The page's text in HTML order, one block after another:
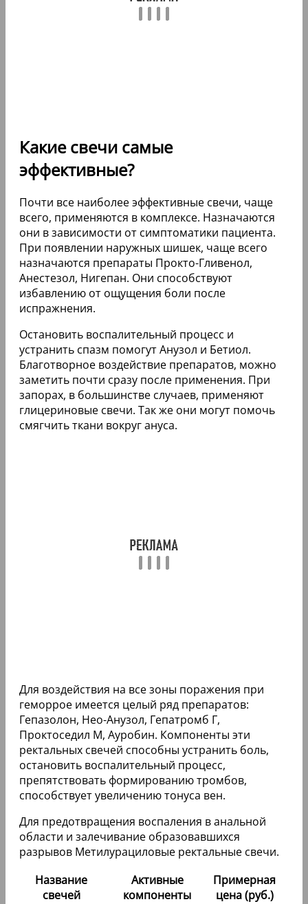
Какие свечи самые
эффективные?
Почти все наиболее эффективные свечи, чаще
всего, применяются в комплексе. Назначаются
они в зависимости от симптоматики пациента.
При появлении наружных шишек, чаще всего
назначаются препараты Прокто-Гливенол,
Анестезол, Нигепан. Они способствуют
избавлению от ощущения боли после
испражнения.
Остановить воспалительный процесс и
устранить спазм помогут Анузол и Бетиол.
Благотворное воздействие препаратов, можно
заметить почти сразу после применения. При
запорах, в большинстве случаев, применяют
глицериновые свечи. Так же они могут помочь
смягчить ткани вокруг ануса.
Для воздействия на все зоны поражения при
геморрое имеется целый ряд препаратов:
Гепазолон, Нео-Анузол, Гепатромб Г,
Проктоседил М, Ауробин. Компоненты эти
ректальных свечей способны устранить боль,
остановить воспалительный процесс,
препятствовать формированию тромбов,
способствует увеличению тонуса вен.
Для предотвращения воспаления в анальной
области и залечивание образовавшихся
разрывов Метилурациловые ректальные свечи.
Название
свечей
Активные
компоненты
Примерная
цена (руб.)